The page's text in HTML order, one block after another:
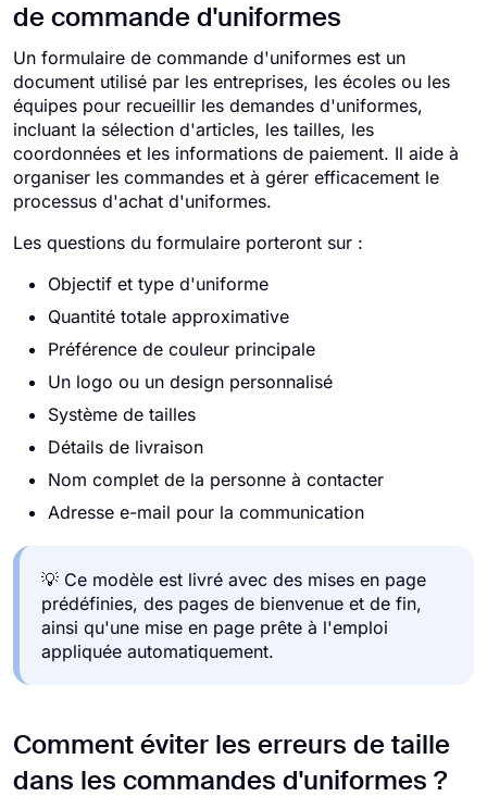
de commande d'uniformes
Un formulaire de commande d'uniformes est un
document utilisé par les entreprises, les écoles ou les
équipes pour recueillir les demandes d'uniformes,
incluant la sélection d'articles, les tailles, les
coordonnées et les informations de paiement. Il aide à
organiser les commandes et à gérer efficacement le
processus d'achat d'uniformes.
Les questions du formulaire porteront sur :
Objectif et type d'uniforme
Quantité totale approximative
Préférence de couleur principale
Un logo ou un design personnalisé
Système de tailles
Détails de livraison
Nom complet de la personne à contacter
Adresse e-mail pour la communication
💡 Ce modèle est livré avec des mises en page
prédéfinies, des pages de bienvenue et de fin,
ainsi qu'une mise en page prête à l'emploi
appliquée automatiquement.
Comment éviter les erreurs de taille
dans les commandes d'uniformes ?